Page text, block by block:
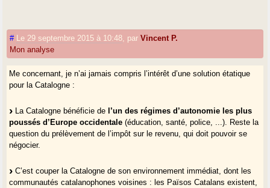
# Le 29 septembre 2015 à 10:48, parVincent P.
Mon analyse
Me concernant, je n’ai jamais compris l’intérêt d’une solution étatique
pour la Catalogne :
La Catalogne bénéficie de l’un des régimes d’autonomie les plus
poussés d’Europe occidentale (éducation, santé, police, ...). Reste la
question du prélèvement de l’impôt sur le revenu, qui doit pouvoir se
négocier.
C’est couper la Catalogne de son environnement immédiat, dont les
communautés catalanophones voisines : les Països Catalans existent,